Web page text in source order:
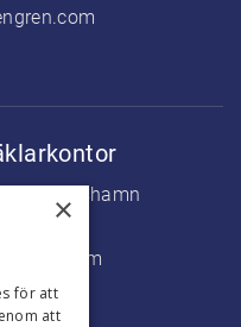
31 Kungshamn
×
för att
att